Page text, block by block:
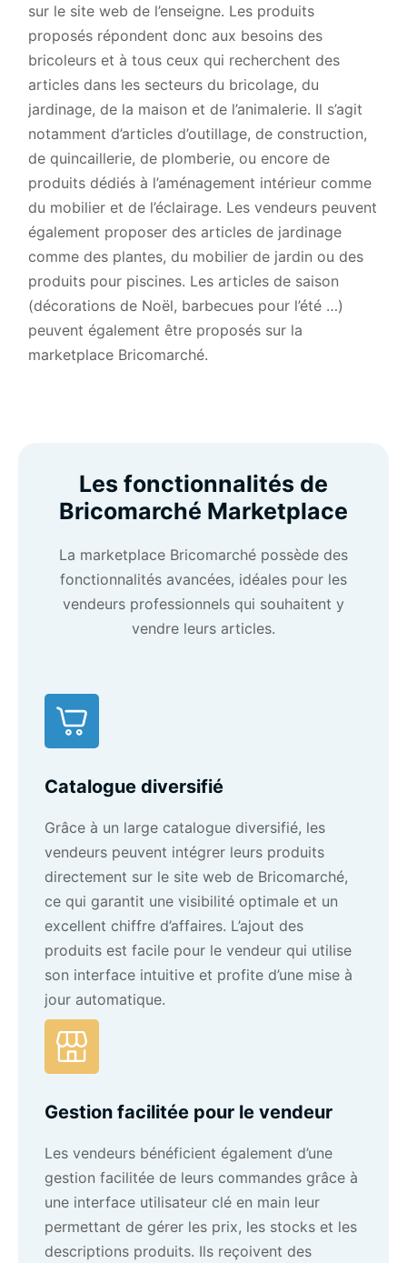
sur le site web de l’enseigne. Les produits
proposés répondent donc aux besoins des
bricoleurs et à tous ceux qui recherchent des
articles dans les secteurs du bricolage, du
jardinage, de la maison et de l’animalerie. Il s’agit
notamment d’articles d’outillage, de construction,
de quincaillerie, de plomberie, ou encore de
produits dédiés à l’aménagement intérieur comme
du mobilier et de l’éclairage. Les vendeurs peuvent
également proposer des articles de jardinage
comme des plantes, du mobilier de jardin ou des
produits pour piscines. Les articles de saison
(décorations de Noël, barbecues pour l’été …)
peuvent également être proposés sur la
marketplace Bricomarché.
Les fonctionnalités de
Bricomarché Marketplace
La marketplace Bricomarché possède des
fonctionnalités avancées, idéales pour les
vendeurs professionnels qui souhaitent y
vendre leurs articles.
Catalogue diversifié
Grâce à un large catalogue diversifié, les
vendeurs peuvent intégrer leurs produits
directement sur le site web de Bricomarché,
ce qui garantit une visibilité optimale et un
excellent chiffre d’affaires. L’ajout des
produits est facile pour le vendeur qui utilise
son interface intuitive et profite d’une mise à
jour automatique.
Gestion facilitée pour le vendeur
Les vendeurs bénéficient également d’une
gestion facilitée de leurs commandes grâce à
une interface utilisateur clé en main leur
permettant de gérer les prix, les stocks et les
descriptions produits. Ils reçoivent des